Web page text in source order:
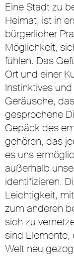
Eine Stadt zu
Heimat, ist in
bürgerlicher
Möglichkeit,
fühlen. Das
Ort und einer
Instinktives
Geräusche,
gesprochene
Gepäck des
gehören, das
es uns
außerhalb
identifizieren.
Leichtigkeit,
zum anderen
sich zu
sind Elemente,
Welt neu